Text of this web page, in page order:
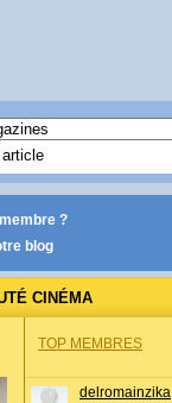
?
blog
CINÉMA
TOP MEMBRES
delromainzika